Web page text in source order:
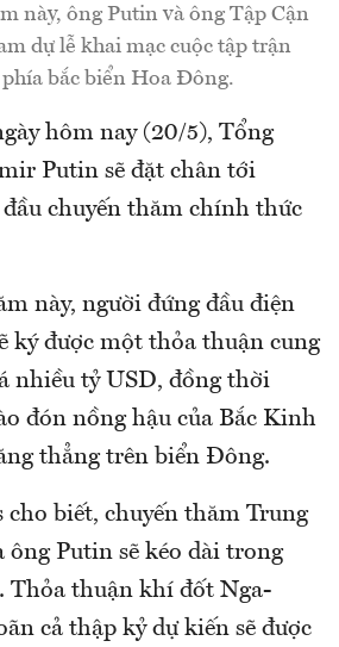
này, ông Putin và ông Tập Cận
dự lễ khai mạc cuộc tập trận
bắc biển Hoa Đông.
hôm nay (20/5), Tổng
Putin sẽ đặt chân tới
chuyến thăm chính thức
này, người đứng đầu điện
ký được một thỏa thuận cung
nhiều tỷ USD, đồng thời
đón nồng hậu của Bắc Kinh
thẳng trên biển Đông.
cho biết, chuyến thăm Trung
ông Putin sẽ kéo dài trong
Thỏa thuận khí đốt Nga-
cả thập kỷ dự kiến sẽ được